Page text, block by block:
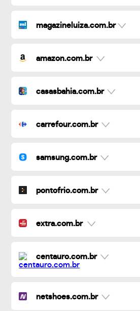
magazineluiza.com.br
amazon.com.br
casasbahia.com.br
carrefour.com.br
samsung.com.br
pontofrio.com.br
extra.com.br
centauro.com.br
netshoes.com.br